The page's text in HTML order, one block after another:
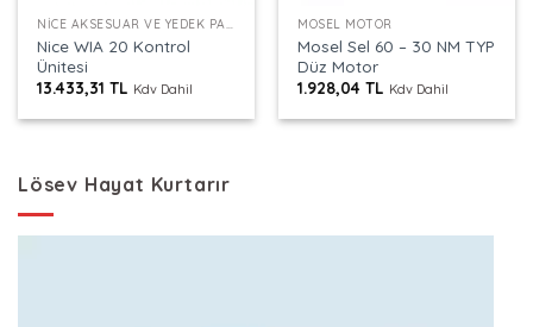
NICE AKSESUAR VE YEDEK PARÇALAR
Nice WIA 20 Kontrol
Ünitesi
13.433,31TL Kdv Dahil
MOSEL MOTOR
Mosel Sel 60 – 30 NM TYP
Düz Motor
1.928,04TL Kdv Dahil
Lösev Hayat Kurtarır